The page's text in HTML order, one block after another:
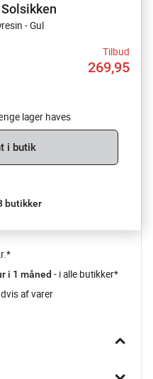
- Gul
Tilbud
269,95
lager haves
i butik
butikker
i 1 måned - i alle butikker*
af varer